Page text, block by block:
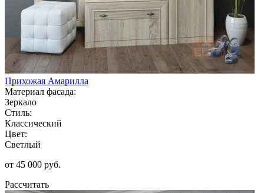
Прихожая Амарилла
Материал фасада:
Зеркало
Стиль:
Классический
Цвет:
Светлый
от 45 000 руб.
Рассчитать